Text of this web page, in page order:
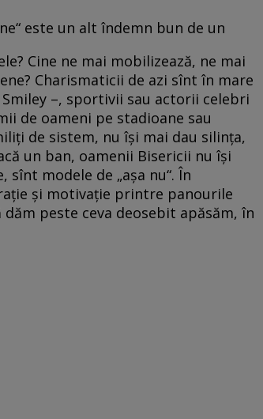
este un alt îndemn bun de un
Cine ne mai mobilizează, ne mai
Charismaticii de azi sînt în mare
–, sportivii sau actorii celebri
de oameni pe stadioane sau
de sistem, nu îşi mai dau silinţa,
un ban, oamenii Bisericii nu îşi
modele de „aşa nu“. În
şi motivaţie printre panourile
peste ceva deosebit apăsăm, în